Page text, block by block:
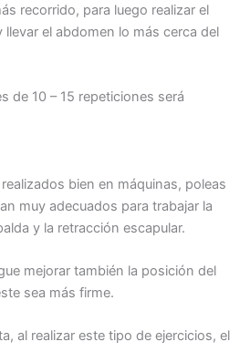
recorrido, para luego realizar el
el abdomen lo más cerca del
de 10 – 15 repeticiones será
bien en máquinas, poleas
muy adecuados para trabajar la
y la retracción escapular.
mejorar también la posición del
sea más firme.
al realizar este tipo de ejercicios, el